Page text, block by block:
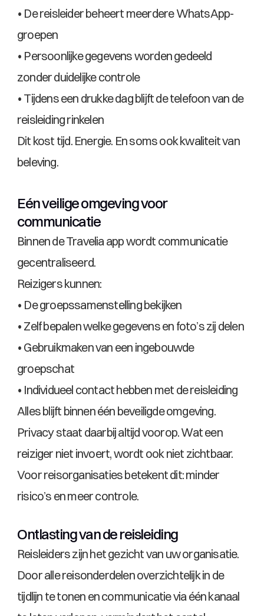
• De reisleider beheert meerdere WhatsApp-
groepen
• Persoonlijke gegevens worden gedeeld
zonder duidelijke controle
• Tijdens een drukke dag blijft de telefoon van de
reisleiding rinkelen
Dit kost tijd. Energie. En soms ook kwaliteit van
beleving.
Eén veilige omgeving voor
communicatie
Binnen de Travelia app wordt communicatie
gecentraliseerd.
Reizigers kunnen:
• De groepssamenstelling bekijken
• Zelf bepalen welke gegevens en foto’s zij delen
• Gebruikmaken van een ingebouwde
groepschat
• Individueel contact hebben met de reisleiding
Alles blijft binnen één beveiligde omgeving.
Privacy staat daarbij altijd voorop. Wat een
reiziger niet invoert, wordt ook niet zichtbaar.
Voor reisorganisaties betekent dit: minder
risico’s en meer controle.
Ontlasting van de reisleiding
Reisleiders zijn het gezicht van uw organisatie.
Door alle reisonderdelen overzichtelijk in de
tijdlijn te tonen en communicatie via één kanaal